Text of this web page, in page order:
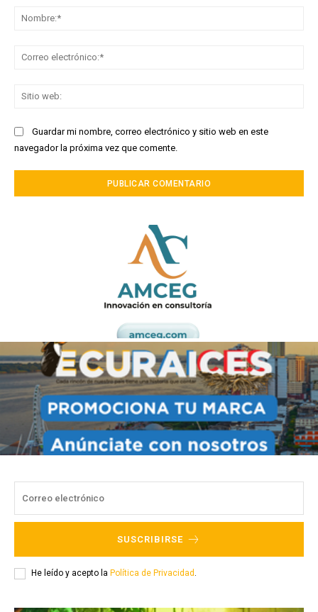
Guardar mi nombre, correo electrónico y sitio web en este
navegador la próxima vez que comente.
SUSCRIBIRSE
He leído y acepto la Política de Privacidad .